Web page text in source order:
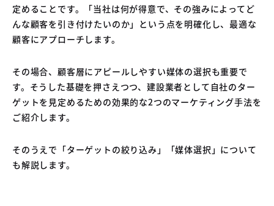
定めることです。「当社は何が得意で、その強みによってど
んな顧客を引き付けたいのか」という点を明確化し、最適な
顧客にアプローチします。
その場合、顧客層にアピールしやすい媒体の選択も重要で
す。そうした基礎を押さえつつ、建設業者として自社のター
ゲットを見定めるための効果的な2つのマーケティング手法を
ご紹介します。
そのうえで「ターゲットの絞り込み」「媒体選択」について
も解説します。